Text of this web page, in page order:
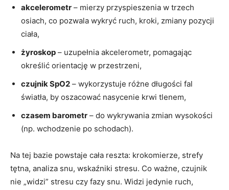
akcelerometr – mierzy przyspieszenia w trzech
osiach, co pozwala wykryć ruch, kroki, zmiany pozycji
ciała,
żyroskop – uzupełnia akcelerometr, pomagając
określić orientację w przestrzeni,
czujnik SpO2 – wykorzystuje różne długości fal
światła, by oszacować nasycenie krwi tlenem,
czasem barometr – do wykrywania zmian wysokości
(np. wchodzenie po schodach).
Na tej bazie powstaje cała reszta: krokomierze, strefy
tętna, analiza snu, wskaźniki stresu. Co ważne, czujnik
nie „widzi” stresu czy fazy snu. Widzi jedynie ruch,